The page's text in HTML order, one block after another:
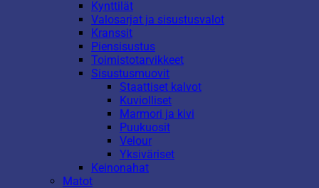
Kynttilät
Valosarjat ja sisustusvalot
Kranssit
Piensisustus
Toimistotarvikkeet
Sisustusmuovit
Staattiset kalvot
Kuviolliset
Marmori ja kivi
Puukuosit
Velour
Yksiväriset
Keinonahat
Matot